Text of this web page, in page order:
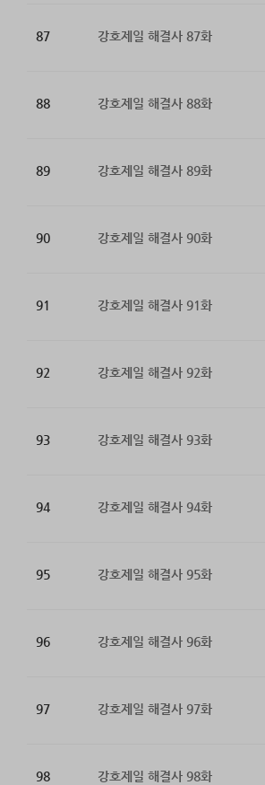
87 강호제일 해결사 87화
88 강호제일 해결사 88화
89 강호제일 해결사 89화
90 강호제일 해결사 90화
91 강호제일 해결사 91화
92 강호제일 해결사 92화
93 강호제일 해결사 93화
94 강호제일 해결사 94화
95 강호제일 해결사 95화
96 강호제일 해결사 96화
97 강호제일 해결사 97화
98 강호제일 해결사 98화